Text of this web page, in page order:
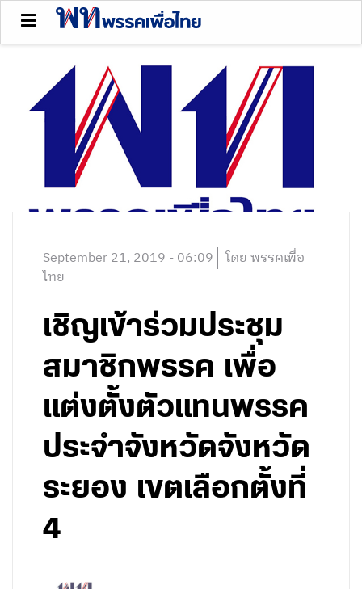
September 21, 2019 - 06:09 โดย พรรคเพื่อ
ไทย
เชิญเข้าร่วมประชุม
สมาชิกพรรค เพื่อ
แต่งตั้งตัวแทนพรรค
ประจำจังหวัดจังหวัด
ระยอง เขตเลือกตั้งที่
4